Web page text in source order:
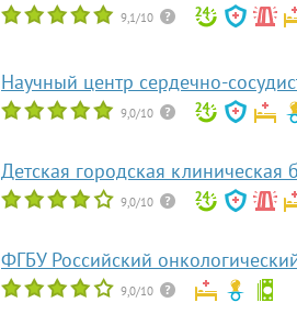
9,1/10
Научный центр сердечно-
9,0/10
Детская городская
9,0/10
ФГБУ Российский
9,0/10